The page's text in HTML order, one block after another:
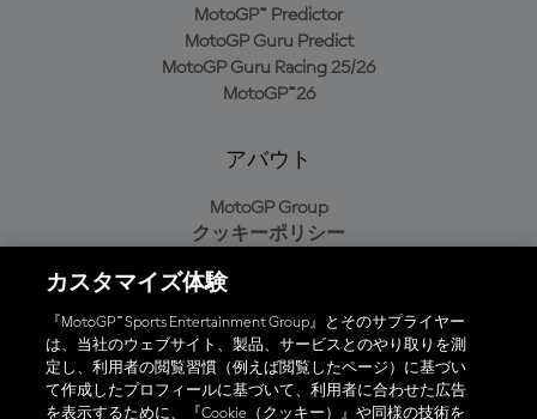
MotoGP™ Predictor
MotoGP Guru Predict
MotoGP Guru Racing 25/26
MotoGP™26
アバウト
MotoGP Group
クッキーポリシー
プライバシーポリシー
購入ポリシー
オフィシャルアプリ
カスタマイズ体験
『MotoGP™ Sports Entertainment Group』とそのサプライヤー
は、当社のウェブサイト、製品、サービスとのやり取りを測
定し、利用者の閲覧習慣（例えば閲覧したページ）に基づい
て作成したプロフィールに基づいて、利用者に合わせた広告
を表示するために、『Cookie（クッキー）』や同様の技術を